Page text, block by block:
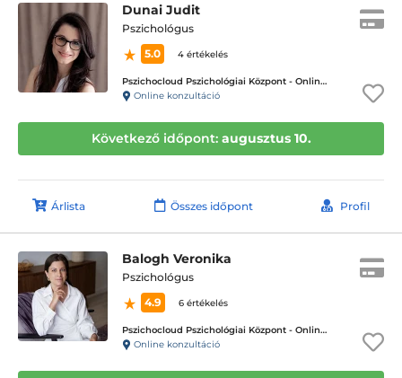
Dunai Judit
Pszichológus
5.0
4 értékelés
Pszichocloud Pszichológiai Központ - Online ügyfélfogadás
Online konzultáció
Következő időpont: augusztus 10.
Árlista Összes időpont Profil
Balogh Veronika
Pszichológus
4.9
6 értékelés
Pszichocloud Pszichológiai Központ - Online ügyfélfogadás
Online konzultáció